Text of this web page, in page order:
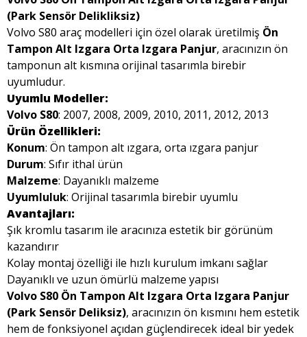
(Park Sensör Delikliksiz)
Volvo S80 araç modelleri için özel olarak üretilmiş Ön
Tampon Alt Izgara Orta Izgara Panjur, aracınızın ön
tamponun alt kısmına orijinal tasarımla birebir
uyumludur.
Uyumlu Modeller:
Volvo S80: 2007, 2008, 2009, 2010, 2011, 2012, 2013
Ürün Özellikleri:
Konum: Ön tampon alt ızgara, orta ızgara panjur
Durum: Sıfır ithal ürün
Malzeme: Dayanıklı malzeme
Uyumluluk: Orijinal tasarımla birebir uyumlu
Avantajları:
Şık kromlu tasarım ile aracınıza estetik bir görünüm
kazandırır
Kolay montaj özelliği ile hızlı kurulum imkanı sağlar
Dayanıklı ve uzun ömürlü malzeme yapısı
Volvo S80 Ön Tampon Alt Izgara Orta Izgara Panjur
(Park Sensör Deliksiz), aracınızın ön kısmını hem estetik
hem de fonksiyonel açıdan güçlendirecek ideal bir yedek